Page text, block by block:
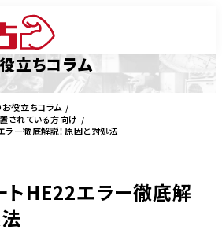
立ちコラム
役立ちコラム
されている方向け
ラー徹底解説！原因と対処法
トHE22エラー徹底解